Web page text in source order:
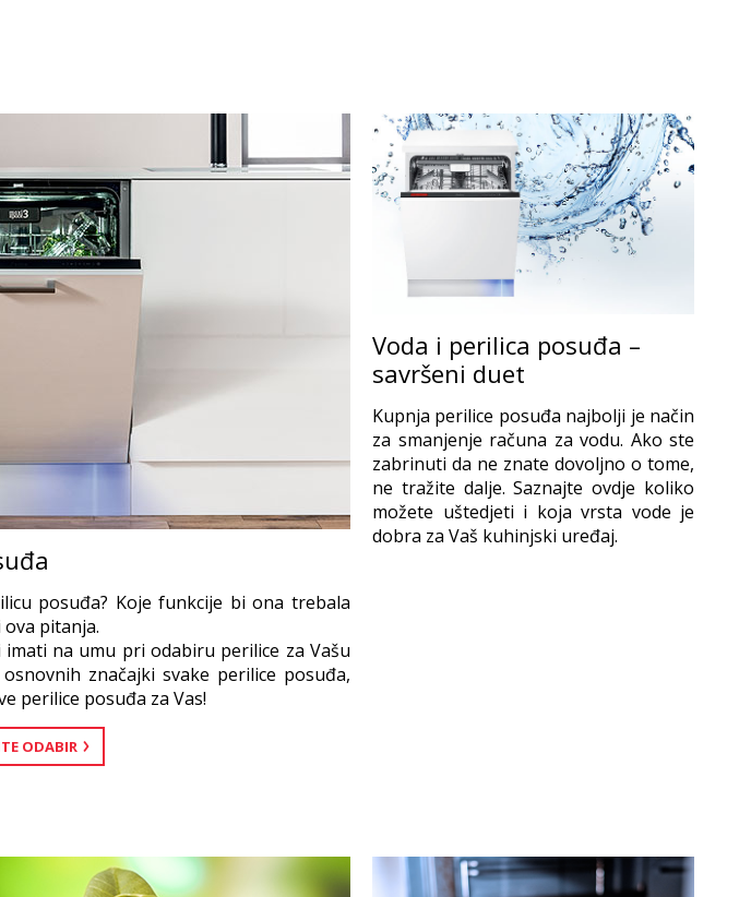
posuđa? Koje funkcije bi ona trebala
pitanja.
na umu pri odabiru perilice za Vašu
značajki svake perilice posuđa,
perilice posuđa za Vas!
Voda i perilica posuđa –
savršeni duet
Kupnja perilice posuđa najbolji je način
za smanjenje računa za vodu. Ako ste
zabrinuti da ne znate dovoljno o tome,
ne tražite dalje. Saznajte ovdje koliko
možete uštedjeti i koja vrsta vode je
dobra za Vaš kuhinjski uređaj.
ODABIR